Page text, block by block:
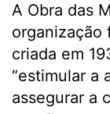
A Obra das
organização
criada em
“estimular a
assegurar a